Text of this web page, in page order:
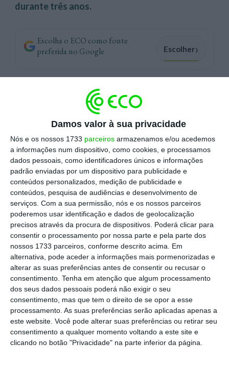
Damos valor à sua privacidade
Nós e os nossos 1733 parceiros armazenamos e/ou acedemos
a informações num dispositivo, como cookies, e processamos
dados pessoais, como identificadores únicos e informações
padrão enviadas por um dispositivo para publicidade e
conteúdos personalizados, medição de publicidade e
conteúdos, pesquisa de audiências e desenvolvimento de
serviços. Com a sua permissão, nós e os nossos parceiros
poderemos usar identificação e dados de geolocalização
precisos através da procura de dispositivos. Poderá clicar para
consentir o processamento por nossa parte e pela parte dos
nossos 1733 parceiros, conforme descrito acima. Em
alternativa, pode aceder a informações mais pormenorizadas e
alterar as suas preferências antes de consentir ou recusar o
consentimento. Tenha em atenção que algum processamento
dos seus dados pessoais poderá não exigir o seu
consentimento, mas que tem o direito de se opor a esse
processamento. As suas preferências serão aplicadas apenas a
este website. Você pode alterar suas preferências ou retirar seu
consentimento a qualquer momento voltando a este site e
clicando no botão "Privacidade" na parte inferior da página.
durante três anos.
Escolha o ECO como fonte
preferida no Google
Escolher›
portaria publicada no dia 4 de abril
que o Governo autorizou o Turismo de Portugal a
investir para aaquisiçãodos serviços de
conceção e implementação de um sistema
integrado de produção e gestão de conteúdos
para a comunicação do Destino Portugal
2022/2025.
Com a duração de três anos, esta medida abrange
quatro anos económicos, estando previsto terminar
no ano económico de 2025. Esta portaria vem
proceder à reprogramação da despesa plurianual
autorizada em fevereiro, conforme aportaria
publicada no dia 17 desse mês.
O financiamento destina-se aincrementar a
produção de conteúdos e a sua colocação
nos diversos portais de promoção
, com